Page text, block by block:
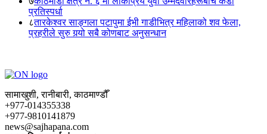
प्रतिस्पर्धा
८तारकेश्वर साङ्गला पटापुमा ईभी गाडीभित्र महिलाको शव फेला,
प्रहरीले सुरु गर्‍यो सबै कोणबाट अनुसन्धान
सामाखुशी, रानीबारी, काठमाण्डौँ
+977-014355338
+977-9810141879
news@sajhapana.com